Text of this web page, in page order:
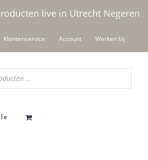
live in Utrecht Negeren
Klantenservice Account Werken bij